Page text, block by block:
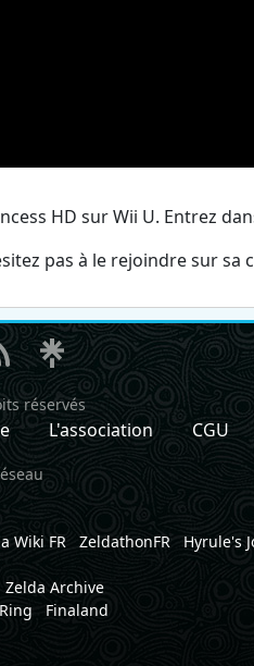
HD sur Wii U. Entrez
pas à le rejoindre sur sa
réservés
L'association CGU
Wiki FR ZeldathonFR
Hyrule's
Zelda Archive
Finaland